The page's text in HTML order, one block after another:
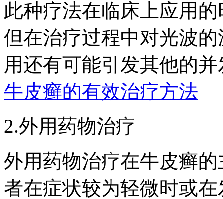
此种疗法在临床上应用
但在治疗过程中对光波
用还有可能引发其他的
牛皮癣的有效治疗方法
2.外用药物治疗
外用药物治疗在牛皮癣
者在症状较为轻微时或